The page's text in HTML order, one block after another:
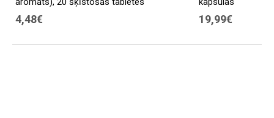
4,48€ 19,99€